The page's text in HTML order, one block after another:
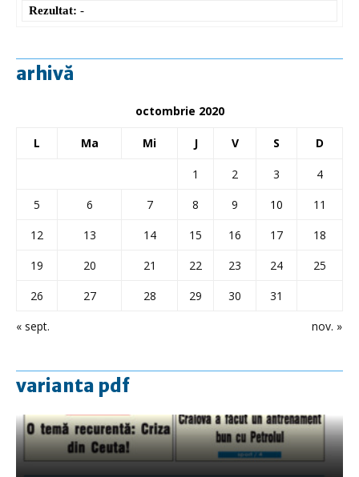
Rezultat: -
arhivă
octombrie 2020
L Ma Mi J V S D
« sept. nov. »
1 2 3
4
5
6 7 8 9 10
11
12
13 14 15 16 17
18
19
20 21 22 23 24
25
26
27 28 29 30 31
varianta pdf